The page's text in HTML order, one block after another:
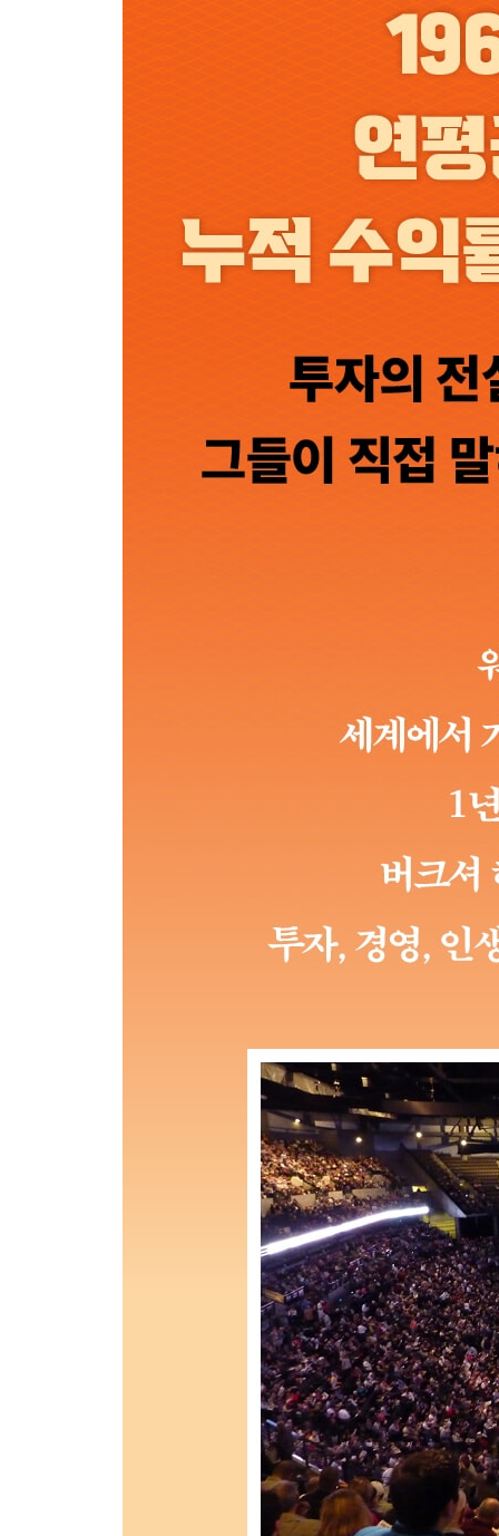
성장과 수익 사이- ‘성장보다 중요한 것은 고수익이
손실 회복- ‘잃은 만큼 되찾으려 애쓰지 마라’
침체기- ‘침체기는 예상치 못한 때에 찾아온다’
벤저민 그레이엄과 필립 피셔- ‘가치주 투자와 성장
투자에서 수학의 기능- ‘야구 스카우터가 각 선수
밸류라인- ‘기업의 발자취를 살펴볼 것’
기회비용- ‘사실이 바뀌면 내 마음도 바뀐다’
연차 보고서- ‘직접 정보를 찾고 이해해야 한다’
훌륭한 기업의 조건- ‘30년 이상 뛰어날 수 있는 기
5분 테스트- ‘5분 안에 판가름할 각자의 필터를 개발
안전마진- ‘대부분의 실수는 오판보다 태만이었다’
담배꽁초 투자- ‘꽁초들로 가득한 포트폴리오는 통
EBITDA- ‘EBITDA라는 단어를 뻥튀기 이익으로 바
소규모 투자- ‘가치와 투자를 안다면 기회는 충분하
성장주와 가치주- ‘성장주와 가치주의 구별은 무의
가치 평가 기준- ‘가치 평가는 수치화한 계산이 아니
현금흐름 할인법- ‘안전마진은 한눈에 보여야 한다’
이익 증가율 및 가치 평가- ‘15%라는 숫자가 결국
현금흐름 할인율- ‘미래 수익력의 현재 가치를 고려
버크셔의 보험 사업 평가- ‘내재가치가 장부가치를
은행 가치 평가- ‘은행도 다른 업종과 다르지 않다’
주가수익비율- ‘PER은 마법의 공식이 아니다’
할인율- ‘우리는 장기 국채 금리를 기본 할인율로 삼
영구 보유- ‘가장 좋은 방법은 절대 팔고 싶지 않을
투자의 기준- ‘투자는 늘 품질과 가격을 모두 고려해
자본 배분- ‘버크셔 후계자의 최우선 조건은 자본 배
배당금 지급- ‘회사가 보유한 1달러의 가치가 배당
대기업의 M&A- ‘다른 기업을 사기 위한 주식 발행
자사주 매입- ‘주식 가격이 내재가치보다 낮은가?’
버크셔의 자사주 매입- ‘우리 주식이 저평가되어 있
기업의 자사주 매입- ‘우량 기업이라면 찬성한다’
금융기업의 자사주 매입- ‘내재가치를 살펴봐야 한
코카콜라의 자사주 매입- ‘영리하게 자본을 사용할